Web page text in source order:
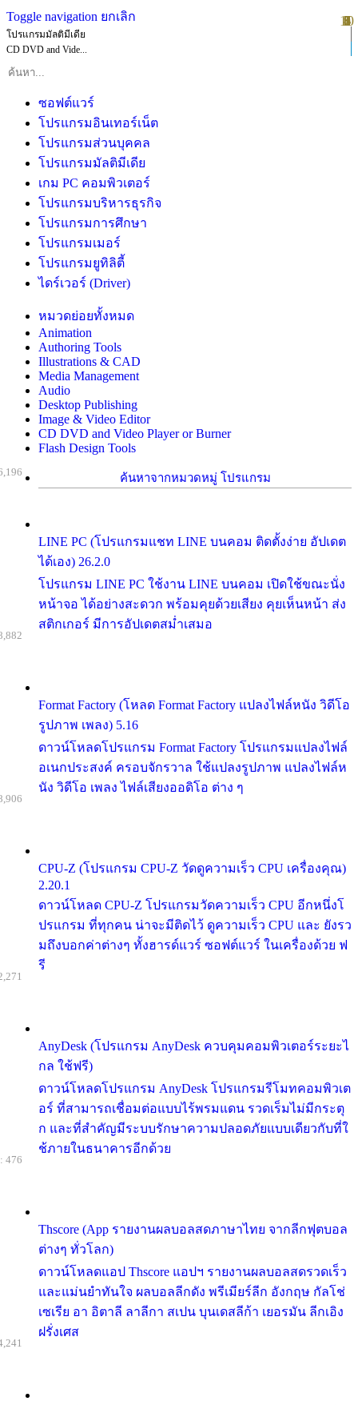
Toggle navigation ยกเลิก
โปรแกรมมัลติมีเดีย
CD DVD and Vide...
ซอฟต์แวร์
โปรแกรมอินเทอร์เน็ต
โปรแกรมส่วนบุคคล
โปรแกรมมัลติมีเดีย
เกม PC คอมพิวเตอร์
โปรแกรมบริหารธุรกิจ
โปรแกรมการศึกษา
โปรแกรมเมอร์
โปรแกรมยูทิลิตี้
ไดร์เวอร์ (Driver)
หมวดย่อยทั้งหมด
Animation
Authoring Tools
Illustrations & CAD
Media Management
Audio
Desktop Publishing
Image & Video Editor
CD DVD and Video Player or Burner
Flash Design Tools
ค้นหาจากหมวดหมู่ โปรแกรม
LINE PC (โปรแกรมแชท LINE บนคอม ติดตั้งง่าย อัปเดต
ได้เอง) 26.2.0
โปรแกรม LINE PC ใช้งาน LINE บนคอม เปิดใช้ขณะนั่ง
หน้าจอ ได้อย่างสะดวก พร้อมคุยด้วยเสียง คุยเห็นหน้า ส่ง
สติกเกอร์ มีการอัปเดตสม่ำเสมอ
Format Factory (โหลด Format Factory แปลงไฟล์หนัง วิดีโอ
รูปภาพ เพลง) 5.16
ดาวน์โหลดโปรแกรม Format Factory โปรแกรมแปลงไฟล์
อเนกประสงค์ ครอบจักรวาล ใช้แปลงรูปภาพ แปลงไฟล์ห
นัง วิดีโอ เพลง ไฟล์เสียงออดิโอ ต่าง ๆ
CPU-Z (โปรแกรม CPU-Z วัดดูความเร็ว CPU เครื่องคุณ)
2.20.1
ดาวน์โหลด CPU-Z โปรแกรมวัดความเร็ว CPU อีกหนึ่งโ
ปรแกรม ที่ทุกคน น่าจะมีติดไว้ ดูความเร็ว CPU และ ยังรว
มถึงบอกค่าต่างๆ ทั้งฮารด์แวร์ ซอฟต์แวร์ ในเครื่องด้วย ฟ
รี
AnyDesk (โปรแกรม AnyDesk ควบคุมคอมพิวเตอร์ระยะไ
กล ใช้ฟรี)
ดาวน์โหลดโปรแกรม AnyDesk โปรแกรมรีโมทคอมพิวเต
อร์ ที่สามารถเชื่อมต่อแบบไร้พรมแดน รวดเร็มไม่มีกระตุ
ก และที่สำคัญมีระบบรักษาความปลอดภัยแบบเดียวกับที่ใ
ช้ภายในธนาคารอีกด้วย
Thscore (App รายงานผลบอลสดภาษาไทย จากลีกฟุตบอล
ต่างๆ ทั่วโลก)
ดาวน์โหลดแอป Thscore แอปฯ รายงานผลบอลสดรวดเร็ว
และแม่นยำทันใจ ผลบอลลีกดัง พรีเมียร์ลีก อังกฤษ กัลโช่
เซเรีย อา อิตาลี ลาลีกา สเปน บุนเดสลีก้า เยอรมัน ลีกเอิง
ฝรั่งเศส
476
1
2
3
4
5
6
7
8
9
10